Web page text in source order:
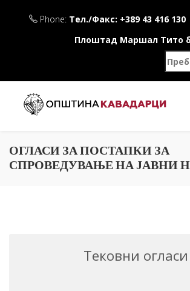
Phone: Тел./Факс: +389 43 416 130
Плоштад Маршал Тито
ОГЛАСИ ЗА ПОСТАПКИ ЗА
СПРОВЕДУВАЊЕ НА ЈАВНИ
Тековни огласи